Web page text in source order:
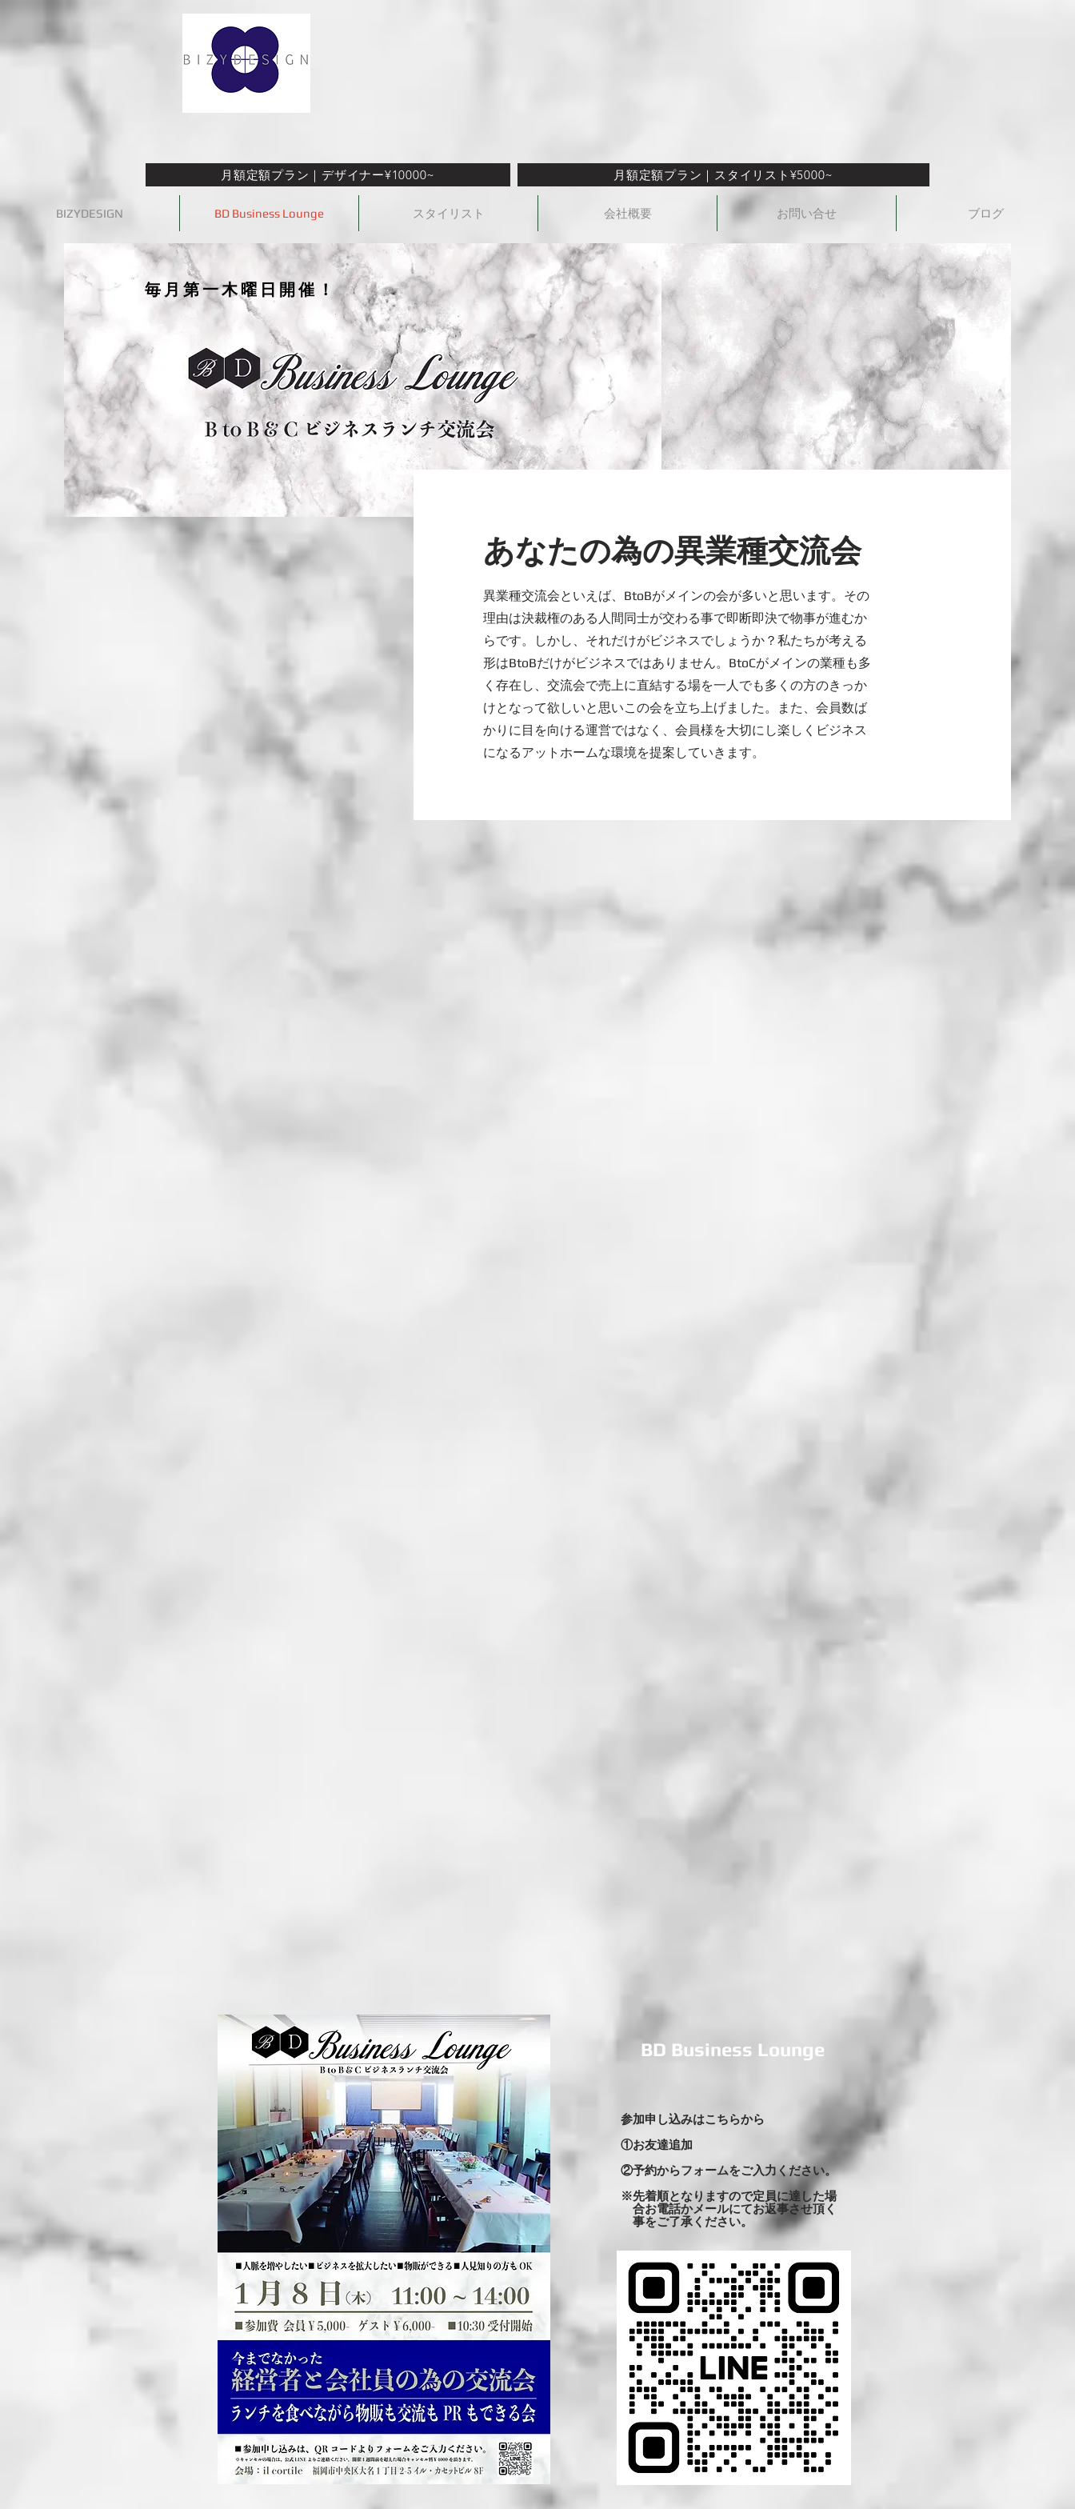
月額定額プラン｜デザイナー¥10000~ 月額定額プラン｜スタイリスト¥5000~
BIZYDESIGN BD Business Lounge スタイリスト 会社概要 お問い合せ ブログ
毎月第一木曜日開催！
あなたの為の異業種交流会
異業種交流会といえば、BtoBがメインの会が多いと思います。その
理由は決裁権のある人間同士が交わる事で即断即決で物事が進むか
らです。しかし、それだけがビジネスでしょうか？私たちが考える
形はBtoBだけがビジネスではありません。BtoCがメインの業種も多
く存在し、交流会で売上に直結する場を一人でも多くの方のきっか
けとなって欲しいと思いこの会を立ち上げました。また、会員数ば
かりに目を向ける運営ではなく、会員様を大切にし楽しくビジネス
になるアットホームな環境を提案していきます。
BD Business Lounge
参加申し込みはこちらから
①お友達追加
②予約からフォームをご入力ください。
※先着順となりますので定員に達した場
合お電話かメールにてお返事させ頂く
事をご了承ください。